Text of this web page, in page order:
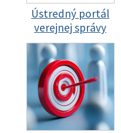
Ústredný portál
verejnej správy